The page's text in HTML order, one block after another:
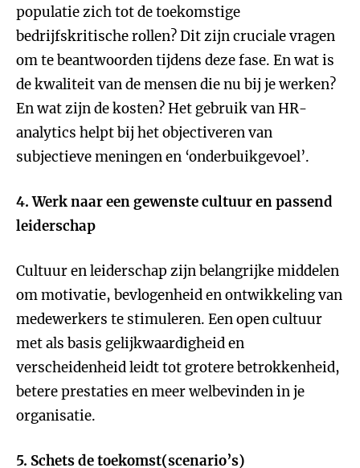
populatie zich tot de toekomstige
bedrijfskritische rollen? Dit zijn cruciale vragen
om te beantwoorden tijdens deze fase. En wat is
de kwaliteit van de mensen die nu bij je werken?
En wat zijn de kosten? Het gebruik van HR-
analytics helpt bij het objectiveren van
subjectieve meningen en ‘onderbuikgevoel’.
4. Werk naar een gewenste cultuur en passend
leiderschap
Cultuur en leiderschap zijn belangrijke middelen
om motivatie, bevlogenheid en ontwikkeling van
medewerkers te stimuleren. Een open cultuur
met als basis gelijkwaardigheid en
verscheidenheid leidt tot grotere betrokkenheid,
betere prestaties en meer welbevinden in je
organisatie.
5. Schets de toekomst(scenario’s)